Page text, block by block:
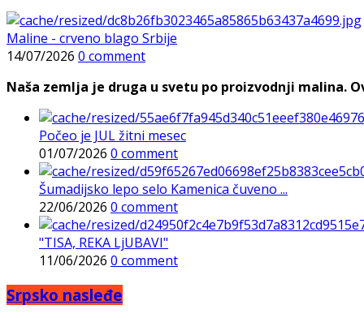
Maline - crveno blago Srbije
14/07/2026 0 comment
Naša zemlja je druga u svetu po proizvodnji malina.
Počeo je JUL žitni mesec
01/07/2026 0 comment
Šumadijsko lepo selo Kamenica čuveno ...
22/06/2026 0 comment
"TISA, REKA LjUBAVI"
11/06/2026 0 comment
Srpsko nasleđe